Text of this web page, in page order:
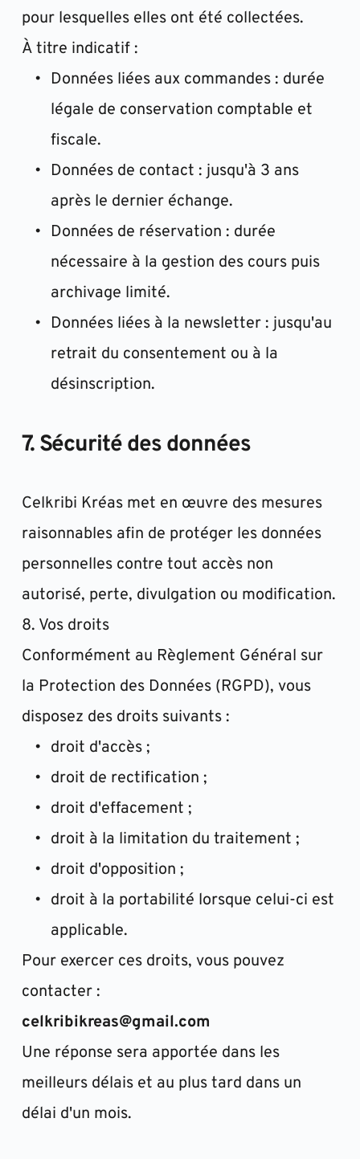
pour lesquelles elles ont été collectées.
À titre indicatif :
Données liées aux commandes : durée
légale de conservation comptable et
fiscale.
Données de contact : jusqu'à 3 ans
après le dernier échange.
Données de réservation : durée
nécessaire à la gestion des cours puis
archivage limité.
Données liées à la newsletter : jusqu'au
retrait du consentement ou à la
désinscription.
7. Sécurité des données
Celkribi Kréas met en œuvre des mesures
raisonnables afin de protéger les données
personnelles contre tout accès non
autorisé, perte, divulgation ou modification.
8. Vos droits
Conformément au Règlement Général sur
la Protection des Données (RGPD), vous
disposez des droits suivants :
droit d'accès ;
droit de rectification ;
droit d'effacement ;
droit à la limitation du traitement ;
droit d'opposition ;
droit à la portabilité lorsque celui-ci est
applicable.
Pour exercer ces droits, vous pouvez
contacter :
celkribikreas@gmail.com
Une réponse sera apportée dans les
meilleurs délais et au plus tard dans un
délai d'un mois.